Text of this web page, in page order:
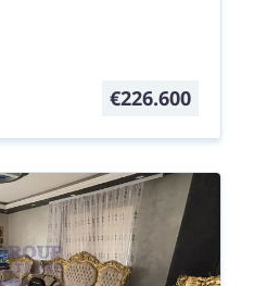
€226.600